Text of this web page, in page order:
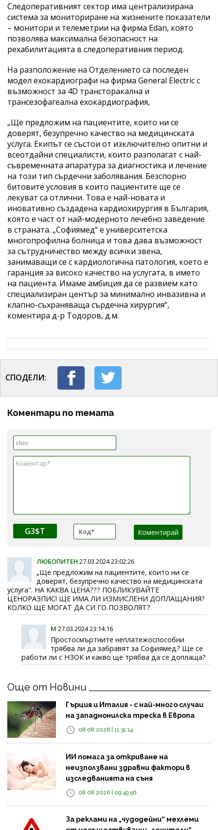
Следоперативният сектор има централизирана
система за мониториране на жизнените показатели
– монитори и телеметрии на фирма Edan, която
позволява максимална безопасност на
рехабилитацията в следоперативния период.
На разположение на Отделението са последен
модел ехокардиографи на фирма General Electric с
възможност за 4D трансторакална и
трансезофагеална ехокардиография,
„Ще предложим на пациентите, които ни се
доверят, безупречно качество на медицинската
услуга. Екипът се състои от изключително опитни и
всеотдайни специалисти, които разполагат с най-
съвременната апаратура за диагностика и лечение
на този тип сърдечни заболявания. Безспорно
битовите условия в които пациентите ще се
лекуват са отлични. Това е най-новата и
иновативно създадена кардиохирургия в България,
която е част от най-модерното лечебно заведение
в страната. „Софиямед“ е университетска
многопрофилна болница и това дава възможност
за сътрудничество между всички звена,
занимаващи се с кардиологична патология, което е
гаранция за високо качество на услугата, в името
на пациента. Имаме амбиция да се развием като
специализиран център за минимално инвазивна и
клапно-съхраняваща сърдечна хирургия“,
коментира д-р Тодоров, д.м.
СПОДЕЛИ:
Коментари по темата
G3$T
ЛЮБОПИТЕН 27.03.2024 23:02:26
„Ще предложим на пациентите, които ни се
доверят, безупречно качество на медицинската
услуга". НА КАКВА ЦЕНА??? ПОБЛИКУВАЙТЕ
ЦЕНОРАЗПИС! ЩЕ ИМА ЛИ ИЗМИСЛЕНИ ДОПЛАЩАНИЯ?
КОЛКО ЩЕ МОГАТ ДА СИ ГО ПОЗВОЛЯТ?
М 27.03.2024 23:14:16
Простосмъртните неплатежоспособни
трябва ли да забравят за Софиямед? Ще се
работи ли с НЗОК и какво ще трябва да се доплаща?
Още от Новини
Гърция и Италия - с най-много случаи
на западнонилска треска в Европа
08.08.2026 | 11:31:14
ИИ помага за откриване на
неизползвани здравни фактори в
изследванията на съня
08.08.2026 | 09:49:56
За реклами на „чудодейни“ мехлеми